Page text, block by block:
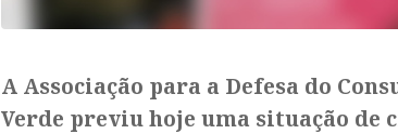
A Associação para a Defesa do
Verde previu hoje uma situação de